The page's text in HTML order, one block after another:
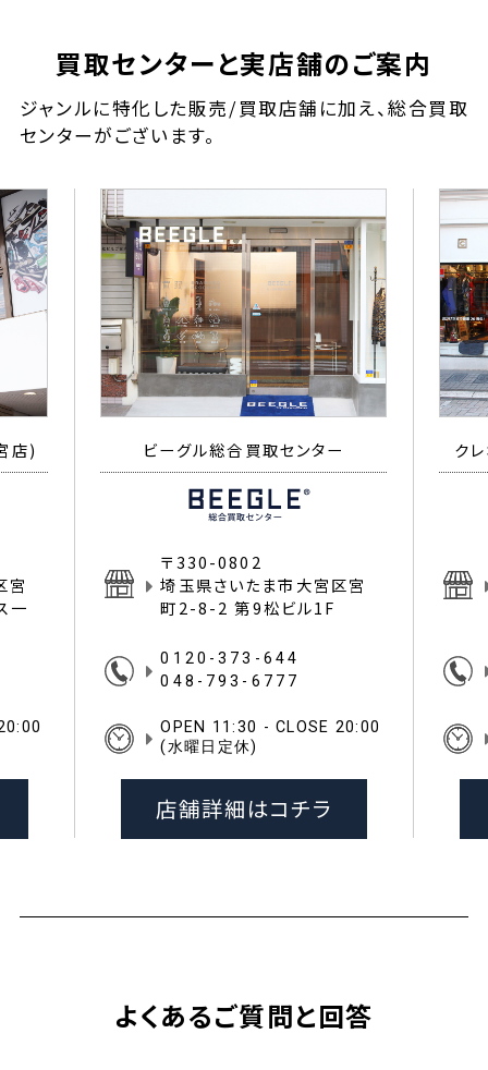
買取センターと実店舗のご案内
ジャンルに特化した販売/買取店舗に加え、総合買取
センターがございます。
店)
宮
一
ビーグル総合買取センター
〒330-0802
埼玉県さいたま市大宮区宮
町2-8-2 第9松ビル1F
0120-373-644
048-793-6777
OPEN 11:30 - CLOSE 20:00
(水曜日定休)
店舗詳細はコチラ
ク
よくあるご質問と回答